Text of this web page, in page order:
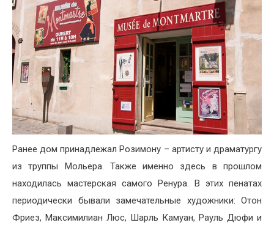
Ранее дом принадлежал Розимону – артисту и драматургу
из труппы Мольера. Также именно здесь в прошлом
находилась мастерская самого Ренура. В этих пенатах
периодически бывали замечательные художники: Отон
Фриез, Максимилиан Люс, Шарль Камуан, Рауль Дюфи и